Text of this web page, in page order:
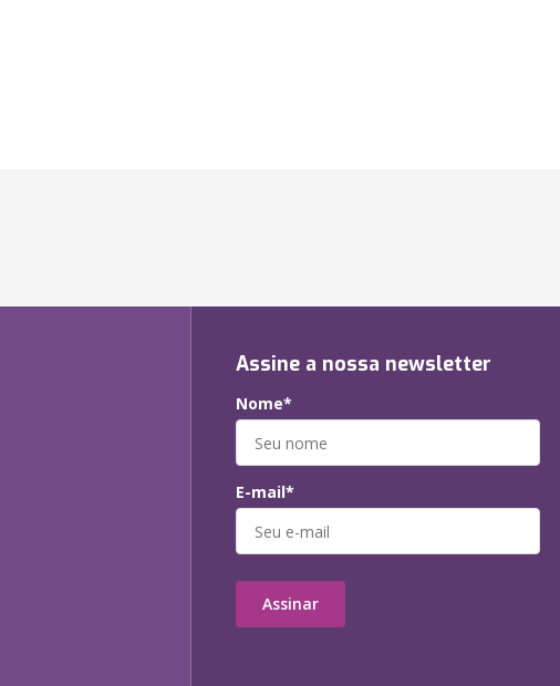
Assine a nossa newsletter
Nome*
E-mail*
Assinar